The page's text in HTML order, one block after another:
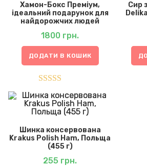
Хамон-Бокс Преміум,
ідеальний подарунок для
найдорожчих людей
1800 грн.
ДОДАТИ В КОШИК
5.00з 5
Сир
Шинка консервована
Krakus Polish Ham, Польща
(455 г)
255 грн.